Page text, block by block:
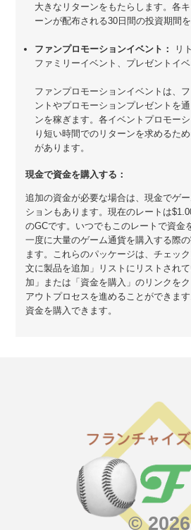
大きなリターンをもたらします。各
ーンが配布される30日間の投資期間を
ファンプロモーションイベント：
リ
ファミリーイベント、プレゼントイベ
ファンプロモーションイベントは、
ントやプロモーションプレゼントを
ンを稼ぎます。各イベントプロモー
り短い時間でのリターンを求めるた
があります。
現金で資金を購入する：
追加の資金が必要な場合は、現金でゲ
ションもあります。現在のレートは
のGCです。いつでもこのレートで資金
一度に大量のゲーム通貨を購入する際
ます。これらのパッケージは、チェッ
文に製品を追加」リストにリストされ
加」または「資金を購入」のリンクを
アウトプロセスを進めることができま
資金を購入できます。
© 2026